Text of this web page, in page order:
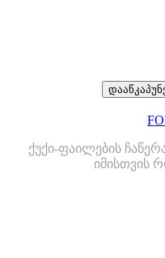
ქუქი-ფაილების
იმისთვის